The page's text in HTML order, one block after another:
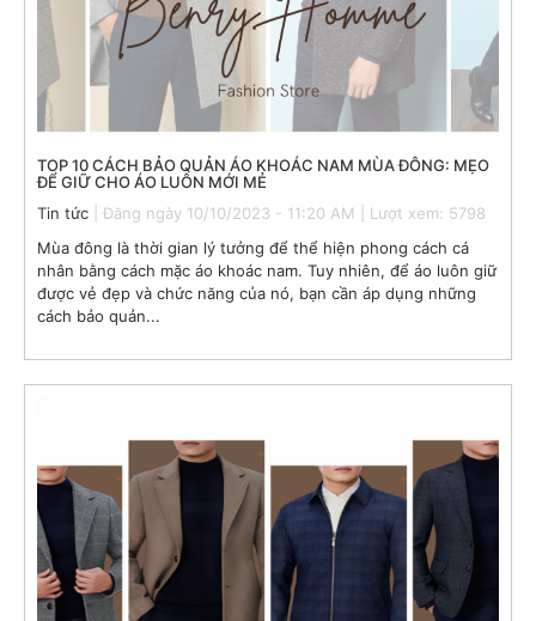
TOP 10 CÁCH BẢO QUẢN ÁO KHOÁC NAM MÙA ĐÔNG: MẸO
ĐỂ GIỮ CHO ÁO LUÔN MỚI MẺ
Tin tức | Đăng ngày 10/10/2023 - 11:20 AM | Lượt xem: 5798
Mùa đông là thời gian lý tưởng để thể hiện phong cách cá
nhân bằng cách mặc áo khoác nam. Tuy nhiên, để áo luôn giữ
được vẻ đẹp và chức năng của nó, bạn cần áp dụng những
cách bảo quản...